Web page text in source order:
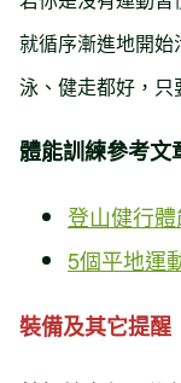
就循序漸進地開
泳、健走都好，只
體能訓練參考文
登山健行
5個平地運
裝備及其它提醒